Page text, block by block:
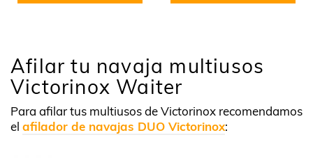
Afilar tu navaja multiusos
Victorinox Waiter
Para afilar tus multiusos de Victorinox recomendamos
el afilador de navajas DUO Victorinox: